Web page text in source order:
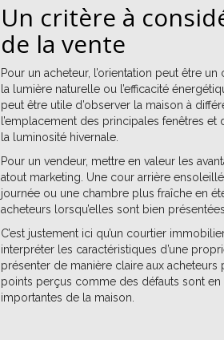
Un critère à
de la vente
Pour un acheteur, l’orientation peut être
la lumière naturelle ou l’efficacité
peut être utile d’observer la maison à
l’emplacement des principales fenêtres
la luminosité hivernale.
Pour un vendeur, mettre en valeur les
atout marketing. Une cour arrière
journée ou une chambre plus fraîche en
acheteurs lorsqu’elles sont bien présentées.
C’est justement ici qu’un courtier
interpréter les caractéristiques d’une
présenter de manière claire aux acheteurs
points perçus comme des défauts sont en
importantes de la maison.